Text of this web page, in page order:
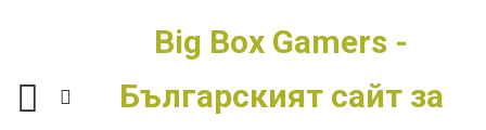
Меню Switch skin
Big Box Gamers -
Българският сайт за